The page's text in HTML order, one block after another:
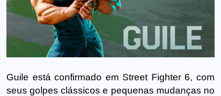
Guile está confirmado em Street Fighter 6, com
seus golpes clássicos e pequenas mudanças no